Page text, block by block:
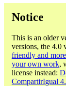
Notice
This is an older
versions, the 4.0
friendly and
your own work,
license instead:
CompartirIgual